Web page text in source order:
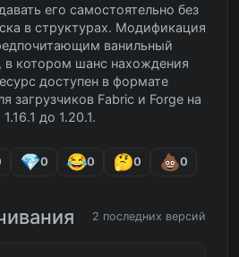
его самостоятельно без
в структурах. Модификация
ванильный
в котором шанс нахождения
доступен в формате
загрузчиков Fabric и Forge на
до 1.20.1.
0 0 0 0
2 последних версий